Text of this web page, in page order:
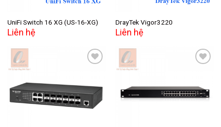
UniFi Switch 16 XG (US-16-XG)
Liên hệ
DrayTek Vigor3220
Liên hệ
Add to
wishlist
Add to
wishlist